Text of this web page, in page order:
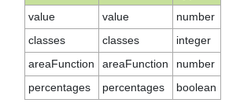
value
value
number
classes
classes
integer
areaFunction
areaFunction
number
percentages
percentages boolean